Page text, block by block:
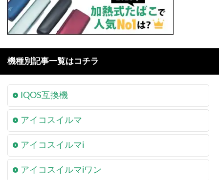
機種別記事一覧はコチラ
IQOS互換機
アイコスイルマ
アイコスイルマi
アイコスイルマiワン